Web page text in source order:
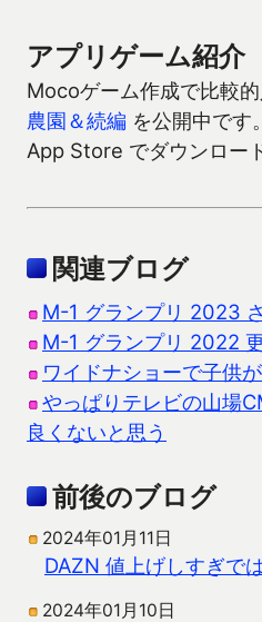
アプリゲーム紹介
Mocoゲーム作成で比較
農園＆続編 を公開中で
App Store でダウンロー
関連ブログ
M-1 グランプリ 2023
M-1 グランプリ 2022
ワイドナショーで子供
やっぱりテレビの山場
良くないと思う
前後のブログ
2024年01月11日
DAZN 値上げしすぎで
2024年01月10日